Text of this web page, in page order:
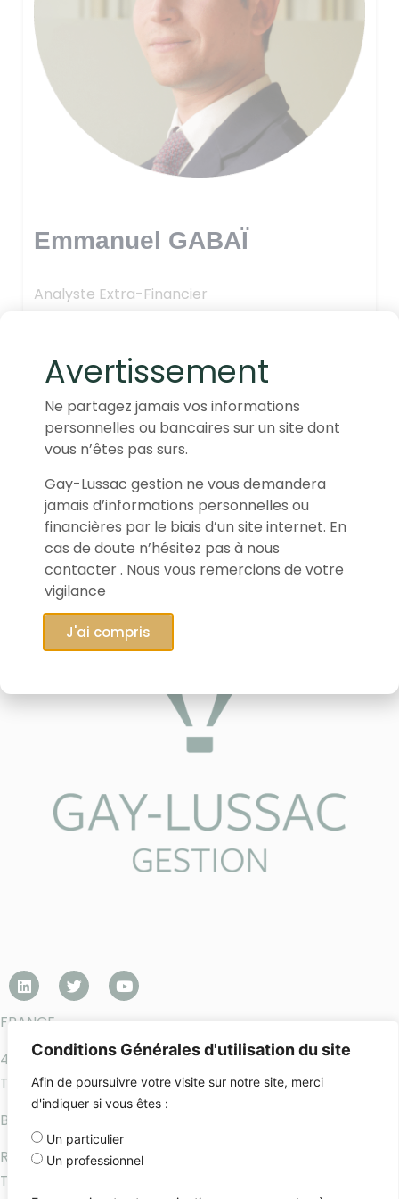
Conditions Générales d'utilisation du site
Afin de poursuivre votre visite sur notre site, merci
d'indiquer si vous êtes :
Un particulier
Un professionnel
Emmanuel GABAÏ
Analyste Extra-Financier
FRANCE
45 avenue George V – 75008 Paris
Téléphone : +33 1 45 61 64 90
BELGIQUE
Rue de la Grosse Tour 18 – B-1050 Bruxelles
Téléphone : +32-2-896-65-14
Avertissement
Ne partagez jamais vos informations
personnelles ou bancaires sur un site dont
vous n’êtes pas surs.
Gay-Lussac gestion ne vous demandera
jamais d’informations personnelles ou
financières par le biais d’un site internet. En
cas de doute n’hésitez pas à nous
contacter . Nous vous remercions de votre
vigilance
J'ai compris